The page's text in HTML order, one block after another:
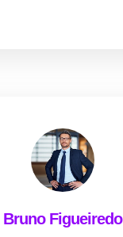
Bruno Figueiredo